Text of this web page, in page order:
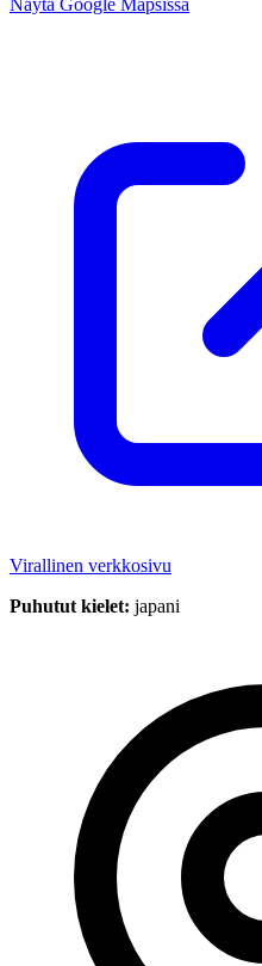
Virallinen verkkosivu
Puhutut kielet: japani